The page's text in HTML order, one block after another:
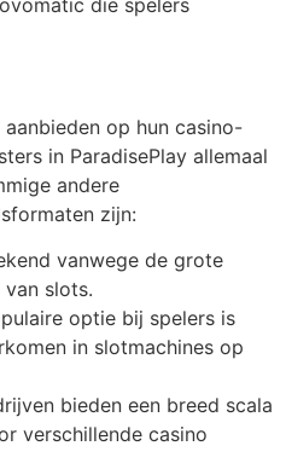
die spelers
op hun casino-
in ParadisePlay allemaal
andere
zijn:
vanwege de grote
slots.
optie bij spelers is
in slotmachines op
bieden een breed scala
verschillende casino